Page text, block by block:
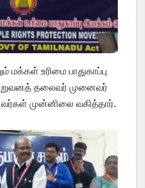
மக்கள் உரிமை பாதுகாப்பு
தலைவர் முனைவர்
முன்னிலை வகித்தார்.